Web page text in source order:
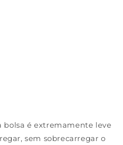
bolsa é extremamente leve
sem sobrecarregar o